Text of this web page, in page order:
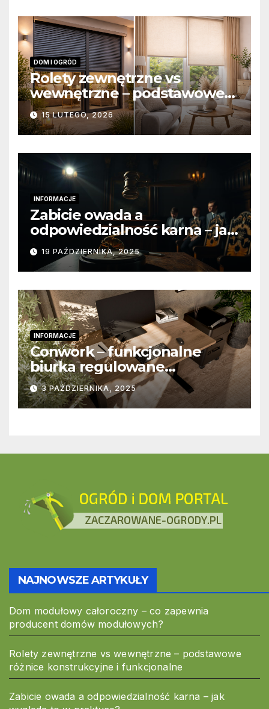
DOM I OGRÓD
Rolety zewnętrzne vs
wewnętrzne – podstawowe
różnice konstrukcyjne i
funkcjonalne
15 LUTEGO, 2026
INFORMACJE
Zabicie owada a
odpowiedzialność karna – jak
wygląda to w praktyce?
19 PAŹDZIERNIKA, 2025
INFORMACJE
Conwork – funkcjonalne
biurka regulowane
stworzone z myślą o
nowoczesnych
przestrzeniach pracy
3 PAŹDZIERNIKA, 2025
NAJNOWSZE ARTYKUŁY
Dom modułowy całoroczny – co zapewnia
producent domów modułowych?
Rolety zewnętrzne vs wewnętrzne – podstawowe
różnice konstrukcyjne i funkcjonalne
Zabicie owada a odpowiedzialność karna – jak